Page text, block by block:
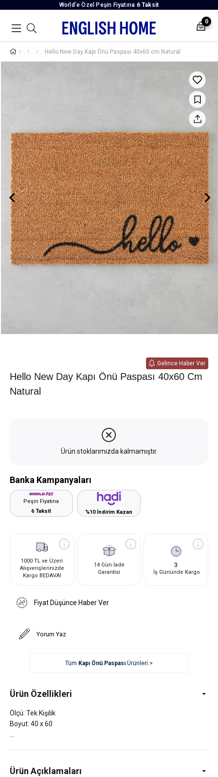
World’e Özel Peşin Fiyatına 6 Taksit
0
Hello New Day Kapı Önü Paspası 40x60 cm Natural
Gelince Haber Ver
Hello New Day Kapı Önü Paspası 40x60 Cm
Natural
Ürün stoklarımızda kalmamıştır.
Banka Kampanyaları
Peşin Fiyatına
6 Taksit
%10 İndirim Kazan
1000 TL ve Üzeri
Alışverişlerinizde
Kargo BEDAVA!
14 Gün İade
Garantisi
3
İş Gününde Kargo
Fiyat Düşünce Haber Ver
Yorum Yaz
Tüm Kapı Önü PaspasıÜrünleri >
Ürün Özellikleri
Ölçü: Tek Kişilik
Boyut: 40 x 60
Ürün Açıklamaları